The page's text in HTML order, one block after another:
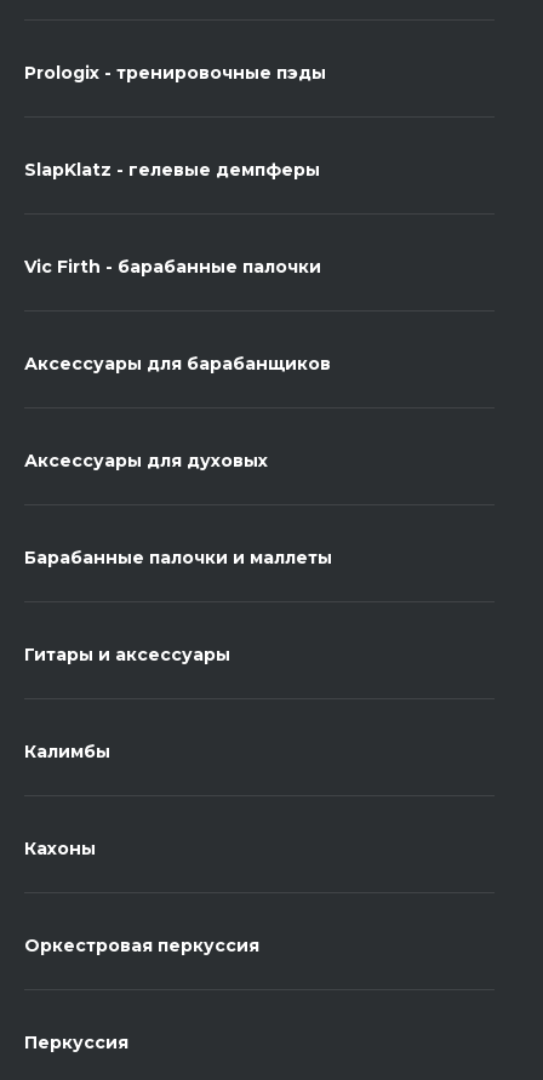
Prologix - тренировочные пэды
SlapKlatz - гелевые демпферы
Vic Firth - барабанные палочки
Аксессуары для барабанщиков
Аксессуары для духовых
Барабанные палочки и маллеты
Гитары и аксессуары
Калимбы
Кахоны
Оркестровая перкуссия
Перкуссия